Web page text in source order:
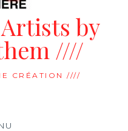
by
////
CRÉATION ////